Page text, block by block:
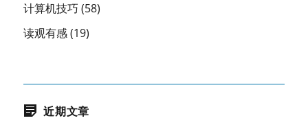
计算机技巧 (58)
读观有感(19)
近期文章